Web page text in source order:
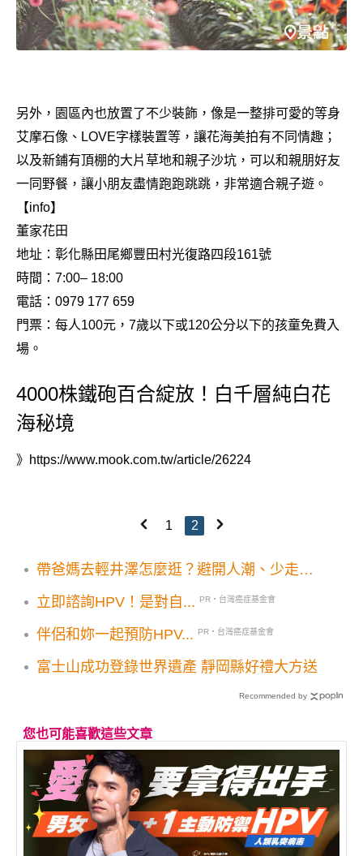
另外，園區內也放置了不少裝飾，像是一整排可愛的等身
艾摩石像、LOVE字樣裝置等，讓花海美拍有不同情趣；
以及新鋪有頂棚的大片草地和親子沙坑，可以和親朋好友
一同野餐，讓小朋友盡情跑跑跳跳，非常適合親子遊。
【info】
董家花田
地址：彰化縣田尾鄉豐田村光復路四段161號
時間：7:00– 18:00
電話：0979 177 659
門票：每人100元，7歲以下或120公分以下的孩童免費入
場。
4000株鐵砲百合綻放！白千層純白花
海秘境
》 https://www.mook.com.tw/article/26224
1 2
帶爸媽去輕井澤怎麼逛？避開人潮、少走冤
立即諮詢HPV！是對自...
PR・台灣癌症基金會
伴侶和妳一起預防HPV... PR・台灣癌症基金會
富士山成功登錄世界遺產 靜岡縣好禮大方送
Recommended by
您也可能喜歡這些文章